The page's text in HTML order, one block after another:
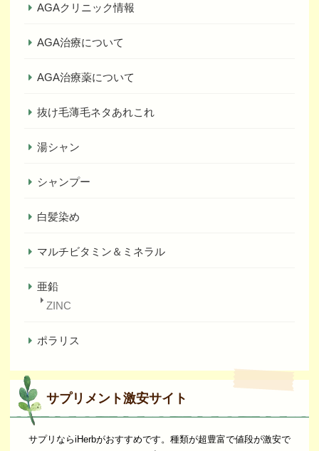
AGAクリニック情報
AGA治療について
AGA治療薬について
抜け毛薄毛ネタあれこれ
湯シャン
シャンプー
白髪染め
マルチビタミン＆ミネラル
亜鉛
ZINC
ポラリス
サプリメント激安サイト
サプリならiHerbがおすすめです。種類が超豊富で値段が激安で